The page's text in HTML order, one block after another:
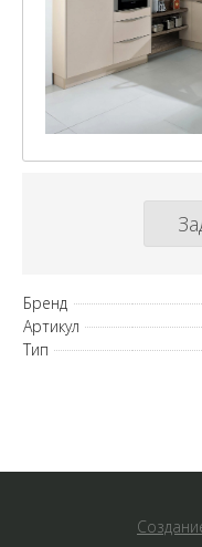
Бренд
Артикул
Тип